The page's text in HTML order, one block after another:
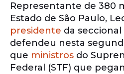
Representante de 380
Estado de São Paulo,
presidente da seccional
defendeu nesta
que ministros do
Federal (STF) que